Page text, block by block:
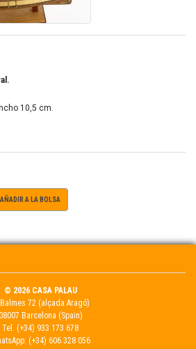
10,5 cm.
AÑADIR A LA BOLSA
© 2026 CASA PALAU
72 (alçada Aragó)
Barcelona (Spain)
Tel. (+34) 933 173 678
(+34) 606 328 056